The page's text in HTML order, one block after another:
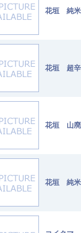
花垣 純
花垣 超
花垣 山
花垣 純